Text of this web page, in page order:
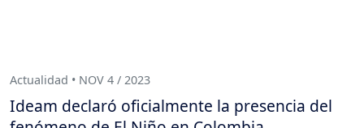
Actualidad • NOV 4 / 2023
Ideam declaró oficialmente la presencia del